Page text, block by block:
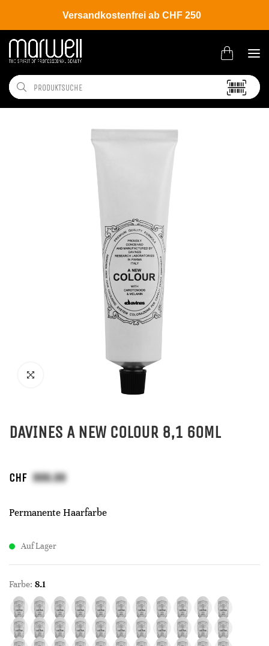
Versandkostenfrei ab CHF 250
Shop Brands Davines Colour
DAVINES A NEW COLOUR 8,1 60ML
CHF
Permanente Haarfarbe
Auf Lager
Farbe: 8.1